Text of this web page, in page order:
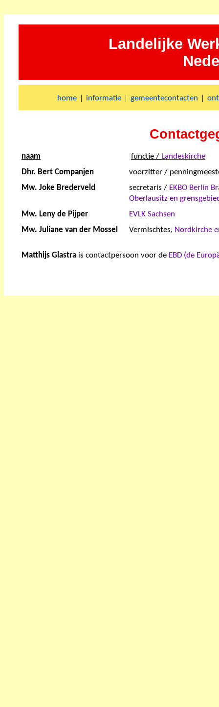
Landelijke
home | informatie | gemeentecontacten |
naam functie / Landeskirche
Dhr. Bert Companjen
voorzitter /
Mw. Joke Brederveld
secretaris / EKBO Berlin
Oberlausitz en
Mw. Leny de Pijper
EVLK Sachsen
Mw. Juliane van der Mossel
Vermischtes, Nordkirche
Matthijs Glastra is contactpersoon voor de EBD (de